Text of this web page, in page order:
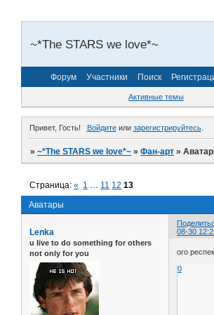
~*The STARS we love*~
Форум Участники Поиск
Активные темы
Привет, Гость! Войдитеили зарегистрируйтесь.
»~*The STARS we love*~ »Фан-арт »
Аватары
Страница:« 1 … 11 12 13
08-30
Lenka
u live to do something for others
not only for you
ого
0